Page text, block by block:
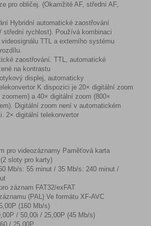
pro obličej. (Okamžité AF, střední AF,
Hybridní automatické zaostřování
střední rychlost). Používá kombinaci
TTL a externího systému
zaostřování. TTL, automatické
na kontrastu
displej, automaticky
K dispozici je 20× digitální zoom
a 40× digitální zoom (800×
Digitální zoom není v automatickém
2× digitální telekonvertor
pro videozáznamy Paměťová karta
sloty pro karty)
Mb/s: 55 minut / 35 Mb/s: 240 minut /
záznam FAT32/exFAT
(PAL) Ve formátu XF-AVC
(160 Mb/s)
/ 50,00i / 25,00P (45 Mb/s)
/ 25,00P